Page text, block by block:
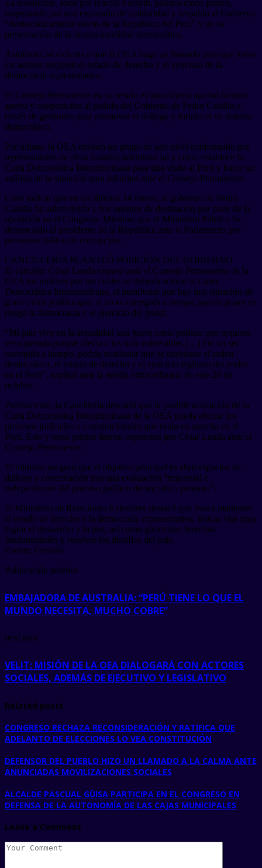
La resolución, leída por Harold Forsyth, plantea cinco puntos,
empezando por una expresión de solidaridad y respaldo al Gobierno
“democráticamente electo de la República del Perú” y de su
preservación de la institucionalidad democrática.
Asimismo, se exhorta a que la OEA haga un llamado para que todos
los actores respeten el estado de derecho y el ejercicio de la
democracia representativa.
El Consejo Permanente en su sesión extraordinaria aprobó brindar
apoyo y cooperación al pedido del Gobierno de Pedro Castillo a
través de gestiones para promover el diálogo y fortalecer su sistema
democrático.
Por último, la OEA enviará un grupo de alto nivel conformado por
representantes de otros Estados miembros tal y como establece la
Carta Democrática Interamericana para una visita al Perú y hacer un
análisis de la situación para informar ante el Consejo Permanente.
Cabe indicar que en los últimos 14 meses, el gobierno de Pedro
Castillo ha sobrevivido a dos intentos de destitución por parte de la
oposición en el Congreso. Mientras que el Ministerio Público ha
denunciado al presidente de la República ante el Parlamento por
presuntos delitos de corrupción.
CANCILLERÍA PLANTEÓ POSICIÓN DEL GOBIERNO
El canciller César Landa expuso ante el Consejo Permanente de la
OEA los motivos por los cuales se debería activar la Carta
Democrática Interamericana, al manifestar que hay una situación de
grave crisis política que, si no es corregida a tiempo, podría poner en
riesgo la democracia y el ejercicio del poder.
“Mi país vive en la actualidad una grave crisis política que requiere
ser superada porque afecta a los más vulnerables […] De no ser
corregida a tiempo, podría ocasionar que se cuestione el orden
democrático, el estado de derecho y el ejercicio legítimo del poder
en el Perú”, explicó ante la sesión extraordinaria de este 20 de
octubre.
Previamente, la Cancillería descartó que la posible activación de la
Carta Democrática Interamericana de la OEA pueda afectar los
procesos judiciales o constitucionales que están en marcha en el
Perú. Este y otros puntos fueron expuestos por César Landa ante el
Consejo Permanente.
El ministro aseguró que el objetivo principal es abrir espacios de
diálogo y concertación tras una evaluación “imparcial e
independiente del proceso político democrático peruano”.
El Ministerio de Relaciones Exteriores destacó que busca mantener
el estado de derecho y la democracia representativa, únicas vías para
lograr el desarrollo y la paz, así como garantizar derechos
fundamentales y resolver los desafíos del país.
Fuente: Gestión
Publicación anterior
EMBAJADORA DE AUSTRALIA: “PERÚ TIENE LO QUE EL
MUNDO NECESITA, MUCHO COBRE”
next post
VELIT: MISIÓN DE LA OEA DIALOGARÁ CON ACTORES
SOCIALES, ADEMÁS DE EJECUTIVO Y LEGISLATIVO
Related posts
CONGRESO RECHAZA RECONSIDERACIÓN Y RATIFICA QUE
ADELANTO DE ELECCIONES LO VEA CONSTITUCIÓN
DEFENSOR DEL PUEBLO HIZO UN LLAMADO A LA CALMA ANTE
ANUNCIADAS MOVILIZACIONES SOCIALES
ALCALDE PASCUAL GÜISA PARTICIPA EN EL CONGRESO EN
DEFENSA DE LA AUTONOMÍA DE LAS CAJAS MUNICIPALES
Leave a Comment